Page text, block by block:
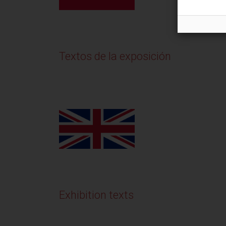
Textos de la exposición
Exhibition texts